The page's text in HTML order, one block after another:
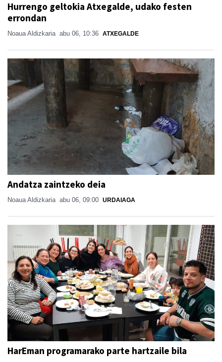
Hurrengo geltokia Atxegalde, udako festen
errondan
Noaua Aldizkaria abu 06, 10:36 ATXEGALDE
Andatza zaintzeko deia
Noaua Aldizkaria abu 06, 09:00 URDAIAGA
HarEman programarako parte hartzaile bila